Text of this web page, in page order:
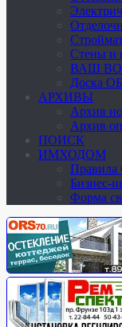
Стены и
ВАШ
Доска
АРХИВЫ
Архив
Архив
ПОИСК
ИМХОДОМ
Правила
Бизнес-
Форма